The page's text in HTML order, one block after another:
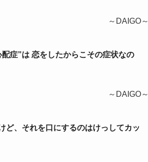
～DAIGO～
症”は 恋をしたからこその症状なの
～DAIGO～
ど、それを口にするのはけっしてカッ